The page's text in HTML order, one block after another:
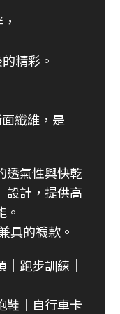
精彩。
纖維，是
透氣性與快乾
設計，提供高
具的襪款。
跑步訓練｜
鞋｜自行車卡